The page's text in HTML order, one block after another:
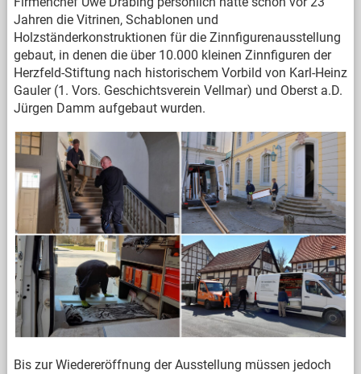
Jahren die Vitrinen, Schablonen und
Holzständerkonstruktionen für die Zinnfigurenausstellung
gebaut, in denen die über 10.000 kleinen Zinnfiguren der
Herzfeld-Stiftung nach historischem Vorbild von Karl-Heinz
Gauler (1. Vors. Geschichtsverein Vellmar) und Oberst a.D.
Jürgen Damm aufgebaut wurden.
Bis zur Wiedereröffnung der Ausstellung müssen jedoch